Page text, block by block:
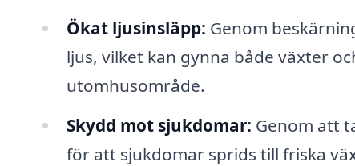
Ökat ljusinsläpp: Genom
ljus, vilket kan gynna både växter
utomhusområde.
Skydd mot sjukdomar: Genom att
för att sjukdomar sprids till friska